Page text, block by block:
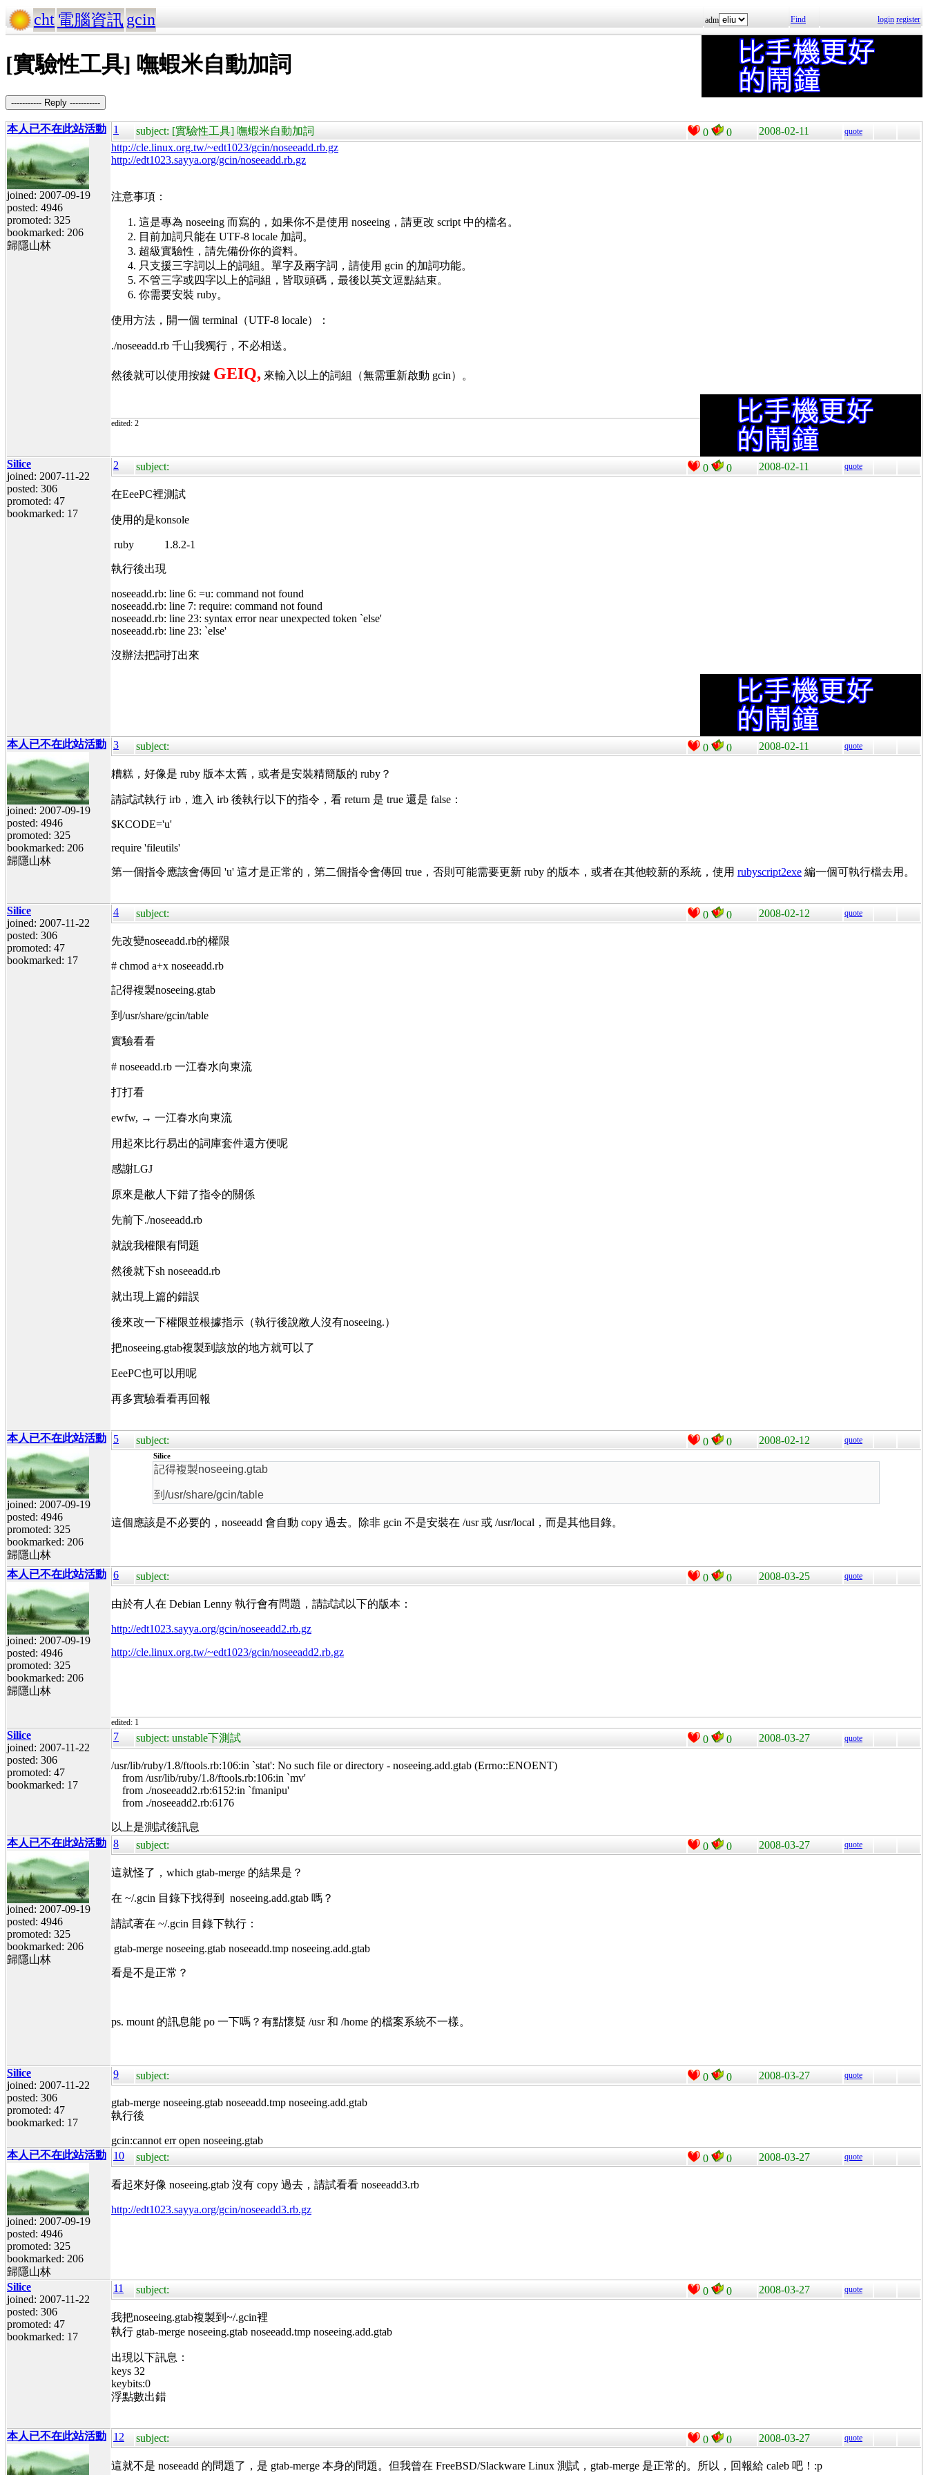
cht 電腦資訊 gcin adm Find login register
[實驗性工具] 嘸蝦米自動加詞
----------- Reply -----------
本人已不在此站活動
joined: 2007-09-19
posted: 4946
promoted: 325
bookmarked: 206
歸隱山林
1 subject: [實驗性工具] 嘸蝦米自動加詞 0 0 2008-02-11 quote
http://cle.linux.org.tw/~edt1023/gcin/noseeadd.rb.gz
http://edt1023.sayya.org/gcin/noseeadd.rb.gz
注意事項：
這是專為 noseeing 而寫的，如果你不是使用 noseeing，請更改 script 中的檔名。
目前加詞只能在 UTF-8 locale 加詞。
超級實驗性，請先備份你的資料。
只支援三字詞以上的詞組。單字及兩字詞，請使用 gcin 的加詞功能。
不管三字或四字以上的詞組，皆取頭碼，最後以英文逗點結束。
你需要安裝 ruby。
使用方法，開一個 terminal（UTF-8 locale）：
./noseeadd.rb 千山我獨行，不必相送。
然後就可以使用按鍵 GEIQ, 來輸入以上的詞組（無需重新啟動 gcin）。
edited: 2
Silice
joined: 2007-11-22
posted: 306
promoted: 47
bookmarked: 17
2 subject: 0 0 2008-02-11 quote
在EeePC裡測試
使用的是konsole
ruby 1.8.2-1
執行後出現
noseeadd.rb: line 6: =u: command not found
noseeadd.rb: line 7: require: command not found
noseeadd.rb: line 23: syntax error near unexpected token `else'
noseeadd.rb: line 23: `else'
沒辦法把詞打出來
本人已不在此站活動
joined: 2007-09-19
posted: 4946
promoted: 325
bookmarked: 206
歸隱山林
3 subject: 0 0 2008-02-11 quote
糟糕，好像是 ruby 版本太舊，或者是安裝精簡版的 ruby？
請試試執行 irb，進入 irb 後執行以下的指令，看 return 是 true 還是 false：
$KCODE='u'
require 'fileutils'
第一個指令應該會傳回 'u' 這才是正常的，第二個指令會傳回 true，否則可能需要更新 ruby 的版本，或者在其他較新的系統，使用 rubyscript2exe 編一個可執行檔去用。
Silice
joined: 2007-11-22
posted: 306
promoted: 47
bookmarked: 17
4 subject: 0 0 2008-02-12 quote
先改變noseeadd.rb的權限
# chmod a+x noseeadd.rb
記得複製noseeing.gtab
到/usr/share/gcin/table
實驗看看
# noseeadd.rb 一江春水向東流
打打看
ewfw, → 一江春水向東流
用起來比行易出的詞庫套件還方便呢
感謝LGJ
原來是敝人下錯了指令的關係
先前下./noseeadd.rb
就說我權限有問題
然後就下sh noseeadd.rb
就出現上篇的錯誤
後來改一下權限並根據指示（執行後說敝人沒有noseeing.）
把noseeing.gtab複製到該放的地方就可以了
EeePC也可以用呢
再多實驗看看再回報
本人已不在此站活動
joined: 2007-09-19
posted: 4946
promoted: 325
bookmarked: 206
歸隱山林
5 subject: 0 0 2008-02-12 quote
Silice
記得複製noseeing.gtab
到/usr/share/gcin/table
這個應該是不必要的，noseeadd 會自動 copy 過去。除非 gcin 不是安裝在 /usr 或 /usr/local，而是其他目錄。
本人已不在此站活動
joined: 2007-09-19
posted: 4946
promoted: 325
bookmarked: 206
歸隱山林
6 subject: 0 0 2008-03-25 quote
由於有人在 Debian Lenny 執行會有問題，請試試以下的版本：
http://edt1023.sayya.org/gcin/noseeadd2.rb.gz
http://cle.linux.org.tw/~edt1023/gcin/noseeadd2.rb.gz
edited: 1
Silice
joined: 2007-11-22
posted: 306
promoted: 47
bookmarked: 17
7 subject: unstable下測試 0 0 2008-03-27 quote
/usr/lib/ruby/1.8/ftools.rb:106:in `stat': No such file or directory - noseeing.add.gtab (Errno::ENOENT)
from /usr/lib/ruby/1.8/ftools.rb:106:in `mv'
from ./noseeadd2.rb:6152:in `fmanipu'
from ./noseeadd2.rb:6176
以上是測試後訊息
本人已不在此站活動
joined: 2007-09-19
posted: 4946
promoted: 325
bookmarked: 206
歸隱山林
8 subject: 0 0 2008-03-27 quote
這就怪了，which gtab-merge 的結果是？
在 ~/.gcin 目錄下找得到 noseeing.add.gtab 嗎？
請試著在 ~/.gcin 目錄下執行：
gtab-merge noseeing.gtab noseeadd.tmp noseeing.add.gtab
看是不是正常？
ps. mount 的訊息能 po 一下嗎？有點懷疑 /usr 和 /home 的檔案系統不一樣。
Silice
joined: 2007-11-22
posted: 306
promoted: 47
bookmarked: 17
9 subject: 0 0 2008-03-27 quote
gtab-merge noseeing.gtab noseeadd.tmp noseeing.add.gtab
執行後
gcin:cannot err open noseeing.gtab
本人已不在此站活動
joined: 2007-09-19
posted: 4946
promoted: 325
bookmarked: 206
歸隱山林
10 subject: 0 0 2008-03-27 quote
看起來好像 noseeing.gtab 沒有 copy 過去，請試看看 noseeadd3.rb
http://edt1023.sayya.org/gcin/noseeadd3.rb.gz
Silice
joined: 2007-11-22
posted: 306
promoted: 47
bookmarked: 17
11 subject: 0 0 2008-03-27 quote
我把noseeing.gtab複製到~/.gcin裡
執行 gtab-merge noseeing.gtab noseeadd.tmp noseeing.add.gtab
出現以下訊息：
keys 32
keybits:0
浮點數出錯
本人已不在此站活動 12 subject: 0 0 2008-03-27 quote
這就不是 noseeadd 的問題了，是 gtab-merge 本身的問題。但我曾在 FreeBSD/Slackware Linux 測試，gtab-merge 是正常的。所以，回報給 caleb 吧！:p